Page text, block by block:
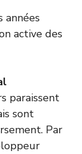
années
active des
paraissent
sont
Par